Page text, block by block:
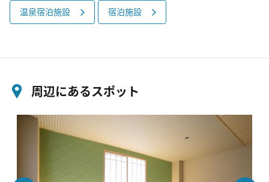
温泉宿泊施設 宿泊施設
周辺にあるスポット